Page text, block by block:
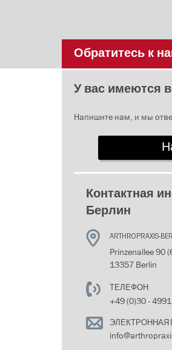
Обратитесь к
У вас имеются
Напишите нам, и мы
Контактная
Берлин
ARTHROPRAXIS-
Prinzenallee 90
13357 Berlin
ТЕЛЕФОН
+49 (0)30 -
ЭЛЕКТРОННАЯ